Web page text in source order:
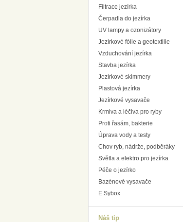
Filtrace jezírka
Čerpadla do jezírka
UV lampy a ozonizátory
Jezírkové fólie a geotextilie
Vzduchování jezírka
Stavba jezírka
Jezírkové skimmery
Plastová jezírka
Jezírkové vysavače
Krmiva a léčiva pro ryby
Proti řasám, bakterie
Úprava vody a testy
Chov ryb, nádrže, podběráky
Světla a elektro pro jezírka
Péče o jezírko
Bazénové vysavače
E.Sybox
Náš tip